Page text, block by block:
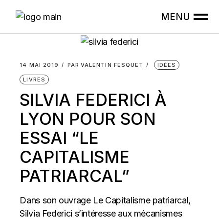
14 MAI 2019 PAR VALENTIN FESQUET IDÉES
LIVRES
SILVIA FEDERICI À
LYON POUR SON
ESSAI “LE
CAPITALISME
PATRIARCAL”
Dans son ouvrage Le Capitalisme patriarcal,
Silvia Federici s’intéresse aux mécanismes